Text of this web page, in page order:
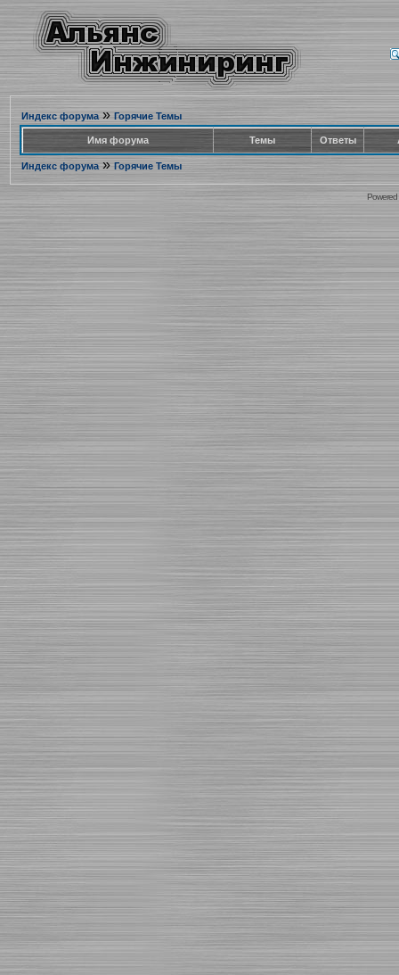
Индекс форума» Горячие Темы
Имя форума Темы Ответы
Индекс форума» Горячие Темы